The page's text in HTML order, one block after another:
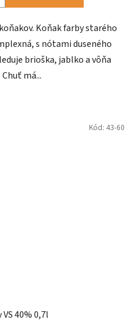
Koňak farby starého
s nótami duseného
brioška, jablko a vôňa
má...
40% 0,7l
Kód: 43-60